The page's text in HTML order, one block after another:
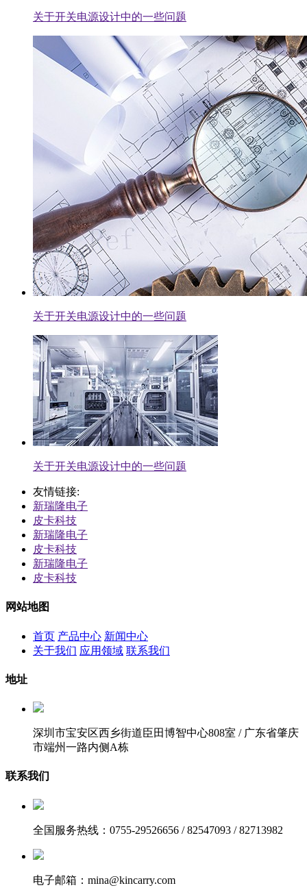
关于开关电源设计中的一些问题
关于开关电源设计中的一些问题
关于开关电源设计中的一些问题
友情链接:
新瑞隆电子
皮卡科技
新瑞隆电子
皮卡科技
新瑞隆电子
皮卡科技
网站地图
首页 产品中心 新闻中心
关于我们 应用领域 联系我们
地址
深圳市宝安区西乡街道臣田博智中心808室 / 广东省肇庆
市端州一路内侧A栋
联系我们
全国服务热线：0755-29526656 / 82547093 / 82713982
电子邮箱：mina@kincarry.com